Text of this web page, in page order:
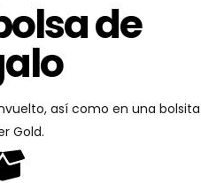
de
así como en una bolsita
Gold.